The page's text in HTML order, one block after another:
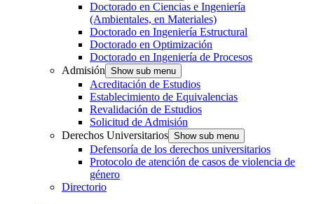
Doctorado en Ciencias e Ingeniería
(Ambientales, en Materiales)
Doctorado en Ingeniería Estructural
Doctorado en Optimización
Doctorado en Ingeniería de Procesos
Admisión Show sub menu
Acreditación de Estudios
Establecimiento de Equivalencias
Revalidación de Estudios
Solicitud de Admisión
Derechos Universitarios Show sub menu
Defensoría de los derechos universitarios
Protocolo de atención de casos de violencia de
género
Directorio